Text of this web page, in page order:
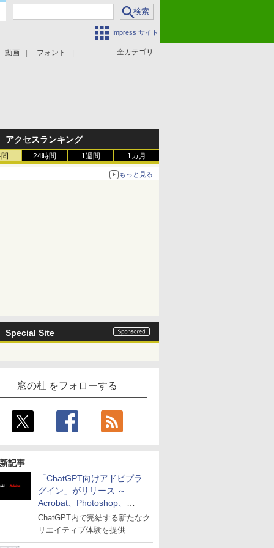
Impress サイト
全カテゴリ
動画 フォント
アクセスランキング
24時間 1週間 1カ月
もっと見る
Special Site
窓の杜 をフォローする
記事
「ChatGPT向けアドビプラ
グイン」がリリース ～
Acrobat、Photoshop、
Premiereなどの機能を1つの
プラグインに統合
ChatGPT内で完結する新たなク
リエイティブ体験を提供